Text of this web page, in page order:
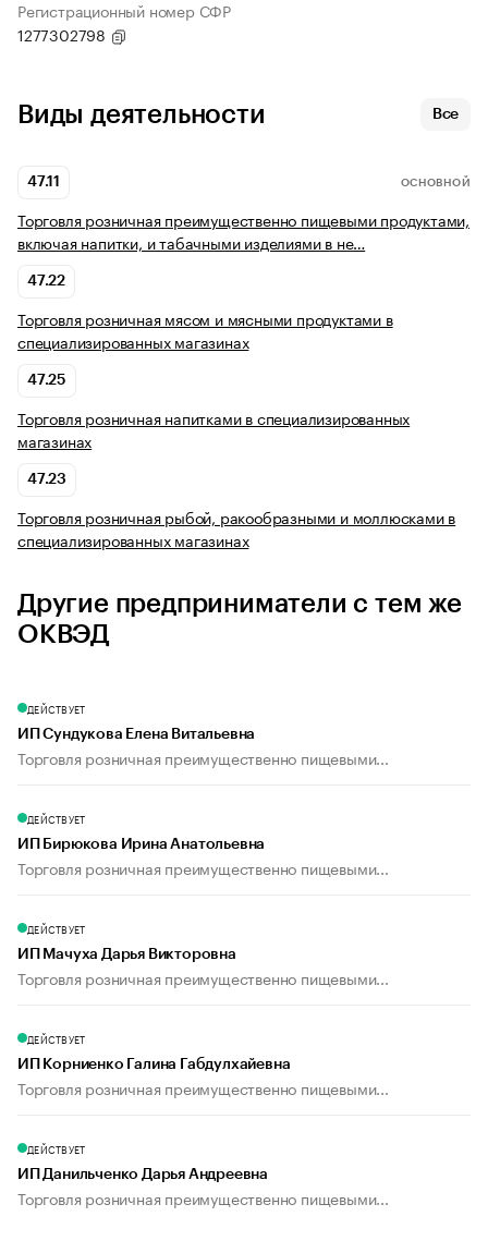
Регистрационный номер СФР
1277302798
Виды деятельности Все
47.11 ОСНОВНОЙ
Торговля розничная преимущественно пищевыми продуктами,
включая напитки, и табачными изделиями в не…
47.22
Торговля розничная мясом и мясными продуктами в
специализированных магазинах
47.25
Торговля розничная напитками в специализированных
магазинах
47.23
Торговля розничная рыбой, ракообразными и моллюсками в
специализированных магазинах
Другие предприниматели с тем же
ОКВЭД
ДЕЙСТВУЕТ
ИП Сундукова Елена Витальевна
Торговля розничная преимущественно пищевыми...
ДЕЙСТВУЕТ
ИП Бирюкова Ирина Анатольевна
Торговля розничная преимущественно пищевыми...
ДЕЙСТВУЕТ
ИП Мачуха Дарья Викторовна
Торговля розничная преимущественно пищевыми...
ДЕЙСТВУЕТ
ИП Корниенко Галина Габдулхайевна
Торговля розничная преимущественно пищевыми...
ДЕЙСТВУЕТ
ИП Данильченко Дарья Андреевна
Торговля розничная преимущественно пищевыми...